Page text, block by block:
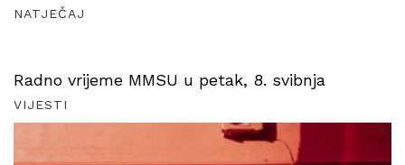
NATJEČAJ
Radno vrijeme MMSU u petak, 8. svibnja
VIJESTI